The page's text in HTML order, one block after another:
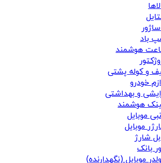
باد
هوشمند
و کوله پشتی
خودرو
و بهداشتی
هوشمند
موبایل
موبایل
شارژ
بانک
موبایل (نگهدارنده)